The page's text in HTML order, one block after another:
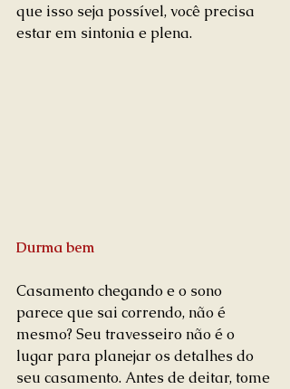
que isso seja possível, você precisa
estar em sintonia e plena.
Durma bem
Casamento chegando e o sono
parece que sai correndo, não é
mesmo? Seu travesseiro não é o
lugar para planejar os detalhes do
seu casamento. Antes de deitar, tome